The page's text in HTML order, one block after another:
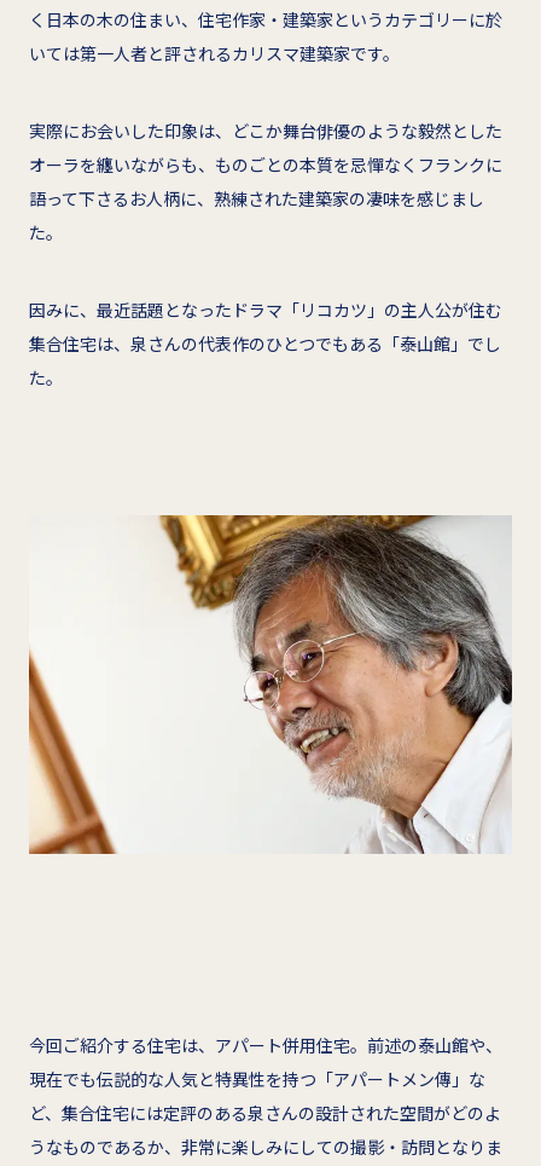
く日本の木の住まい、住宅作家・建築家というカテゴリーに於
いては第一人者と評されるカリスマ建築家です。
実際にお会いした印象は、どこか舞台俳優のような毅然とした
オーラを纏いながらも、ものごとの本質を忌憚なくフランクに
語って下さるお人柄に、熟練された建築家の凄味を感じまし
た。
因みに、最近話題となったドラマ「リコカツ」の主人公が住む
集合住宅は、泉さんの代表作のひとつでもある「泰山館」でし
た。
今回ご紹介する住宅は、アパート併用住宅。前述の泰山館や、
現在でも伝説的な人気と特異性を持つ「アパートメン傳」な
ど、集合住宅には定評のある泉さんの設計された空間がどのよ
うなものであるか、非常に楽しみにしての撮影・訪問となりま